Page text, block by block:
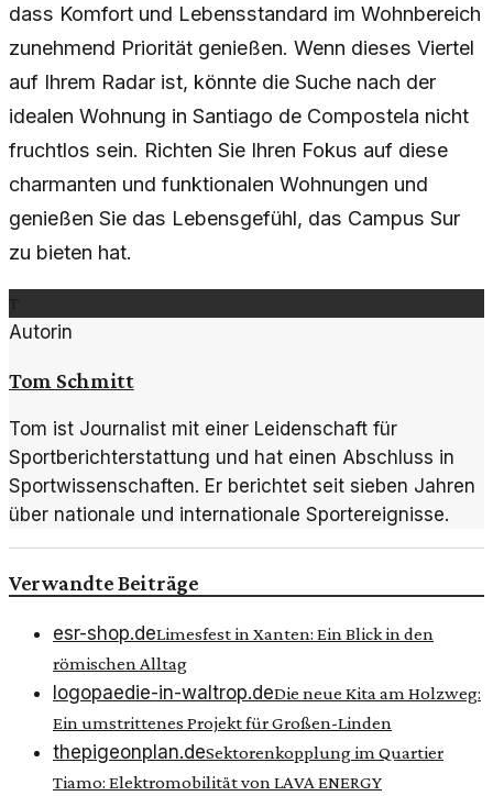
dass Komfort und Lebensstandard im Wohnbereich
zunehmend Priorität genießen. Wenn dieses Viertel
auf Ihrem Radar ist, könnte die Suche nach der
idealen Wohnung in Santiago de Compostela nicht
fruchtlos sein. Richten Sie Ihren Fokus auf diese
charmanten und funktionalen Wohnungen und
genießen Sie das Lebensgefühl, das Campus Sur
zu bieten hat.
Autorin
Tom Schmitt
Tom ist Journalist mit einer Leidenschaft für
Sportberichterstattung und hat einen Abschluss in
Sportwissenschaften. Er berichtet seit sieben Jahren
über nationale und internationale Sportereignisse.
Verwandte Beiträge
esr-shop.deLimesfest in Xanten: Ein Blick in den
römischen Alltag
logopaedie-in-waltrop.deDie neue Kita am Holzweg:
Ein umstrittenes Projekt für Großen-Linden
thepigeonplan.deSektorenkopplung im Quartier
Tiamo: Elektromobilität von LAVA ENERGY